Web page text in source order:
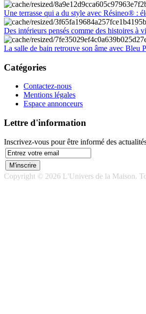
Une terrasse qui a du style avec Résineo® :
Des intérieurs pensés comme des histoires à
La salle de bain retrouve son âme avec Bleu
Catégories
Contactez-nous
Mentions légales
Espace annonceurs
Lettre d'information
Inscrivez-vous pour être informé des
Copyright © 2026 L'Univers de la Maison.